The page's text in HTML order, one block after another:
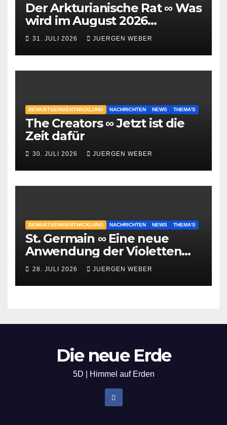
Der Arkturianische Rat ∞ Was
wird im August 2026
geschehen?
31. JULI 2026 JUERGEN WEBER
BEWUSTSEINSENTWICKLUNG NACHRICHTEN NEWS THEMA'S
The Creators ∞ Jetzt ist die
Zeit dafür
30. JULI 2026 JUERGEN WEBER
BEWUSTSEINSENTWICKLUNG NACHRICHTEN NEWS THEMA'S
St. Germain ∞ Eine neue
Anwendung der Violetten
Flamme
28. JULI 2026 JUERGEN WEBER
Die neue Erde
5D | Himmel auf Erden